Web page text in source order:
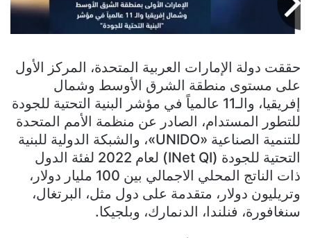
حققت دولة الإمارات العربية المتحدة، المركز الأول
على مستوى منطقة الشرق الأوسط وشمال
إفريقيا، والـ11 عالمياً في مؤشر البنية التحتية للجودة
للتطور المستدام، الصادر عن منظمة الأمم المتحدة
للتنمية الصناعية «UNIDO»، والشبكة الدولية للبنية
التحتية للجودة (INet QI) لعام 2022 لفئة الدول
ذات الناتج المحلي الاجمالي بين 100 مليار دولار،
وتريليون دولار، متقدمة على دول مثل، البرتغال،
سنغافورة، فنلندا، الدنمارك، وبلجيكا.